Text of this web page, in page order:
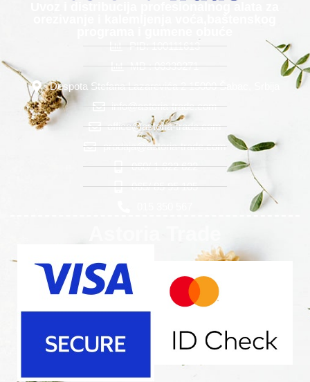
PIB: 100111613
MB : 06339271
Despota Stefana Lazarevića 2 15000 Šabac, Srbija
info@astoria-trade.com
office@astoria-trade.com
prodaja@astoria-trade.com
060/ 1 622 622
065/ 85 95 105